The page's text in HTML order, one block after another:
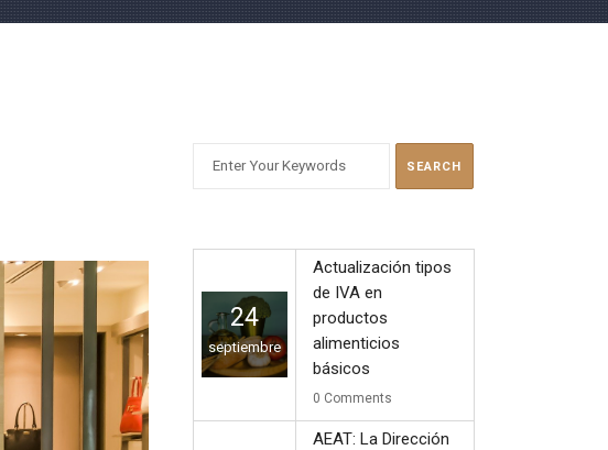
24
septiembre
Actualización tipos
de IVA en
productos
alimenticios
básicos
0 Comments
AEAT: La Dirección